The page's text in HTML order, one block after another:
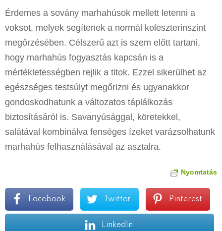
Érdemes a sovány marhahúsok mellett letenni a
voksot, melyek segítenek a normál koleszterinszint
megőrzésében. Célszerű azt is szem előtt tartani,
hogy marhahús fogyasztás kapcsán is a
mértékletességben rejlik a titok. Ezzel sikerülhet az
egészséges testsúlyt megőrizni és ugyanakkor
gondoskodhatunk a változatos táplálkozás
biztosításáról is. Savanyúsággal, köretekkel,
salátával kombinálva fenséges ízeket varázsolhatunk
marhahús felhasználásával az asztalra.
Nyomtatás
Facebook Twitter Pinterest
LinkedIn